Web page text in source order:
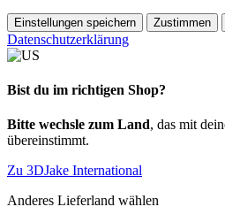
Einstellungen speichern Zustimmen
Datenschutzerklärung
Bist du im richtigen Shop?
Bitte wechsle zum Land, das mit
übereinstimmt.
Zu 3DJake International
Anderes Lieferland wählen